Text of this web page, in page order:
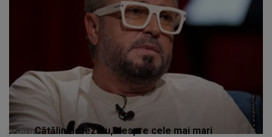
Cătălin Botezatu, despre cele mai mari